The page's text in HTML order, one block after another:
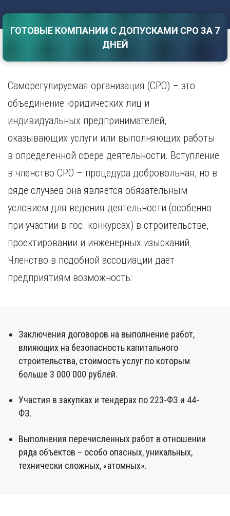
Екатеринбург
И
Иваново
Ижевск
К
Казань
Калининград
Кемерово
Киров
Краснодар
Курган
Курск
Л
Липецк
М
Махачкала
Набережные Челны
Нижний Новгород
Нижний Тагил
Новокузнецк
Новосибирск
Ставрополь
Тамбов
Тольятти
Томск
Тюмень
У
Улан-Удэ
Ульяновск
Хабаровск
Чебоксары
Челябинск
Я
ГОТОВЫЕ КОМПАНИИ С ДОПУСКАМИ СРО ЗА 7
ДНЕЙ
Саморегулируемая организация (СРО) – это
объединение юридических лиц и
индивидуальных предпринимателей,
оказывающих услуги или выполняющих работы
в определенной сфере деятельности. Вступление
в членство СРО – процедура добровольная, но в
ряде случаев она является обязательным
условием для ведения деятельности (особенно
при участии в гос. конкурсах) в строительстве,
проектировании и инженерных изысканий.
Членство в подобной ассоциации дает
предприятиям возможность:
Заключения договоров на выполнение работ,
влияющих на безопасность капитального
строительства, стоимость услуг по которым
больше 3 000 000 рублей.
Участия в закупках и тендерах по 223-ФЗ и 44-
ФЗ.
Выполнения перечисленных работ в отношении
ряда объектов – особо опасных, уникальных,
технически сложных, «атомных».